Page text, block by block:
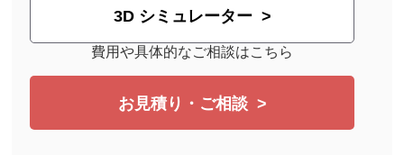
3D シミュレーター
費用や具体的なご相談はこちら
お見積り・ご相談